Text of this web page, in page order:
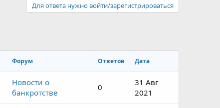
Для ответа нужно войти/зарегистрироваться
Форум Ответов Дата
Новости о
банкротстве
0
31 Авг
2021